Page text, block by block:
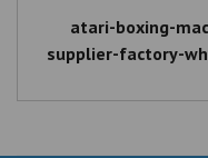
atari-boxing-
supplier-factory-